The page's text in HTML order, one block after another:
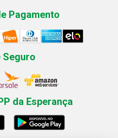
Pagamento
Seguro
da Esperança